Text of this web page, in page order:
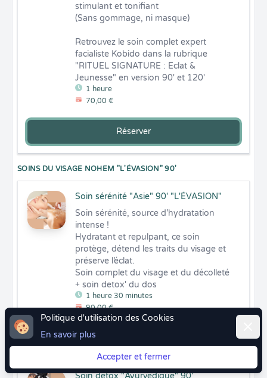
1 heure
70,00 €
stimulant et tonifiant
(Sans gommage, ni masque)
Retrouvez le soin complet expert
facialiste Kobido dans la rubrique
"RITUEL SIGNATURE : Eclat &
Jeunesse" en version 90' et 120'
Réserver
SOINS DU VISAGE NOHEM "L'ÉVASION" 90'
Soin sérénité "Asie" 90' "L'ÉVASION"
1 heure 30 minutes
90,00 €
Soin sérénité, source d’hydratation
intense !
Hydratant et repulpant, ce soin
protège, détend les traits du visage et
préserve l’éclat.
Soin complet du visage et du décolleté
+ soin detox' du dos
Soin détox "Ayurvédique" 90'
Politique d'utilisation des Cookies
En savoir plus
Accepter et fermer